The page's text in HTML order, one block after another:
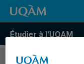
Étudier à l'UQAM